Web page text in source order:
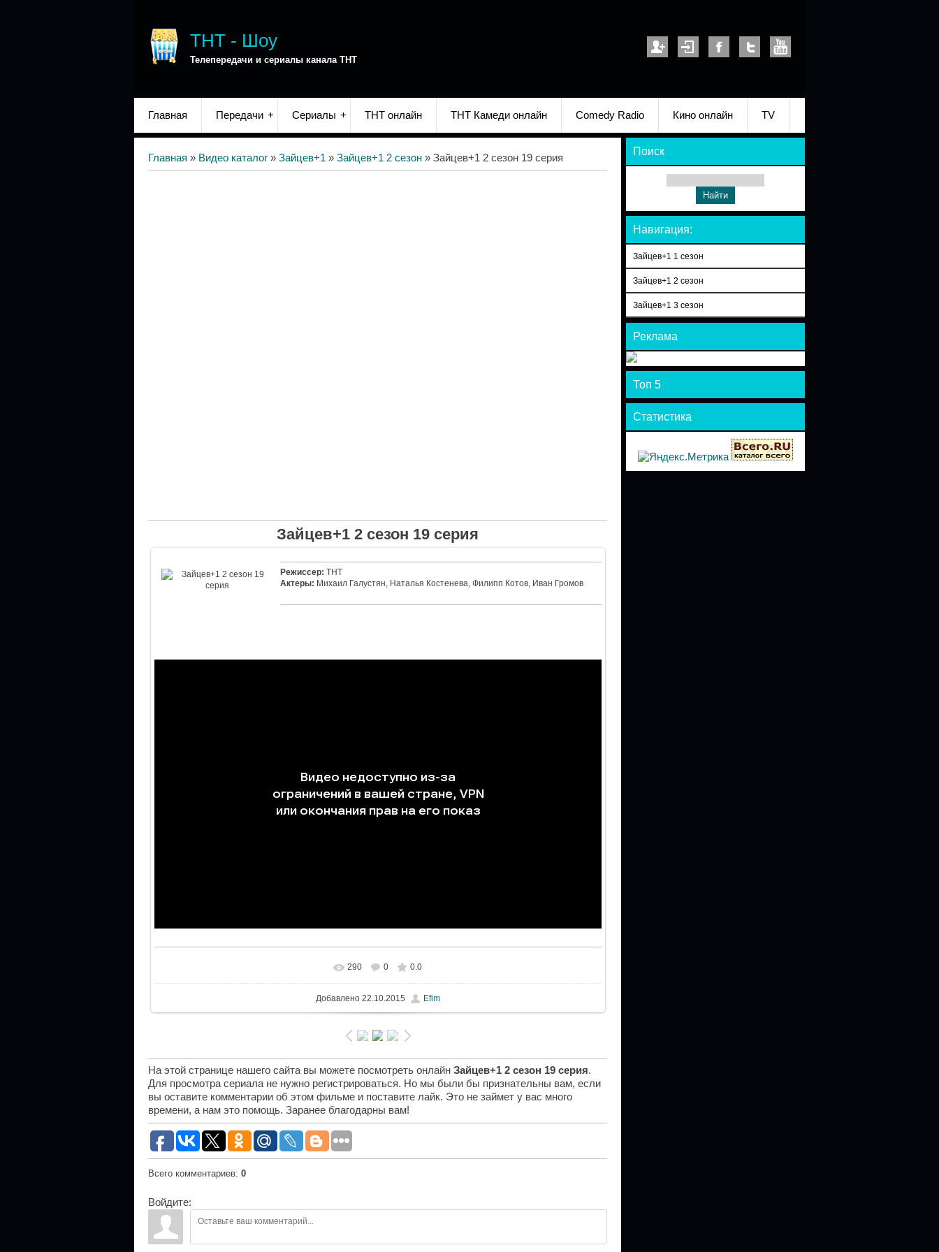
ТНТ - Шоу
Телепередачи и сериалы канала ТНТ
Главная Передачи Сериалы ТНТ онлайн ТНТ Камеди онлайн Comedy Radio Кино онлайн TV
Главная » Видео каталог » Зайцев+1 » Зайцев+1 2 сезон » Зайцев+1 2 сезон 19 серия
Зайцев+1 2 сезон 19 серия
Режиссер: ТНТ
Актеры: Михаил Галустян, Наталья Костенева, Филипп Котов, Иван Громов
290 0 0.0
Добавлено22.10.2015 Efim
На этой странице нашего сайта вы можете посмотреть онлайн Зайцев+1 2 сезон 19 серия.
Для просмотра сериала не нужно регистрироваться. Но мы были бы признательны вам, если
вы оставите комментарии об этом фильме и поставите лайк. Это не займет у вас много
времени, а нам это помощь. Заранее благодарны вам!
Всего комментариев: 0
Войдите:
Поиск
Навигация:
Зайцев+1 1 сезон
Зайцев+1 2 сезон
Зайцев+1 3 сезон
Реклама
Топ 5
Статистика